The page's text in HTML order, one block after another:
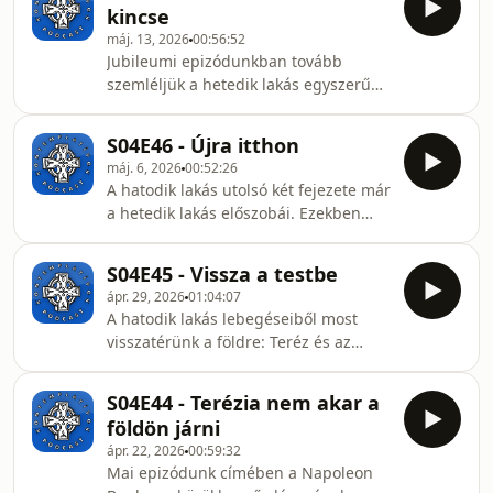
podcastünkben&quot; ritmusára
ránézünk
belső tapasztalat között, valamint a
valóság és az arra csupán rámutató
szimbólumok között. Rádöbbenünk
arra, hogy a térkép az nem a táj, az
étlap nem az étel, az útjelző tábla
nem a város maga. A valóság a szó
mögött van. A hetedik
kincse
máj. 13, 202600:56:52
Jubileumi epizódunkban tovább
szemléljük a hetedik lakás egyszerű
belső fényről, mentális börtönünk
illúziójáról, lelkünk égbolt-szerű
tágasságáról. Rácsodálkozunk arra,
hogy eddig talán azért nem vettük
észre a belső gazdagságunkat, mert
az túl közel volt hozzánk. Úgy jártuk,
mint a koldus, akinek
ülőalkalmatosságként szolgáló
nyomorúságos ládája igazából végig k
S04E46 - Újra itthon
máj. 6, 202600:52:26
A hatodik lakás utolsó két fejezete már
a hetedik lakás előszobái. Ezekben
elhagyatottság szellemi éjszakáját,
hogy ezek után sikeresen megtegyük
az utolsó métereket és végre
belépjünk a hetedik lakás ajtaján. A
megérkezés és otthonratalálás érzése
már kezdetben nyilvánvaló: mélyen
megértjük, hogy a halacska azért
került ki a
S04E45 - Vissza a testbe
ápr. 29, 202601:04:07
A hatodik lakás lebegéseiből most
visszatérünk a földre: Teréz és az
misztika bizony mélységesen anyag-
és test-párti. A jó kontemplatív ember
gyakorlati módon veszi komolyan a
Megtestesülés misztériumát, hiszen
S04E44 - Terézia nem akar a
földön járni
ápr. 22, 202600:59:32
Mai epizódunk címében a Napoleon